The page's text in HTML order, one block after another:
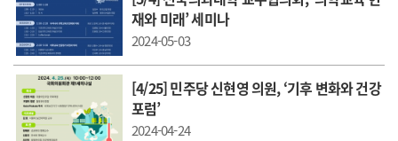
재와 미래’ 세미나
2024-05-03
[4/25] 민주당 신현영 의원, ‘기후 변화와 건강
포럼’
2024-04-24